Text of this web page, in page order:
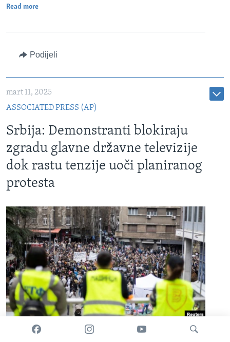
Read more
Podijeli
mart 11, 2025
ASSOCIATED PRESS (AP)
Srbija: Demonstranti blokiraju
zgradu glavne državne televizije
dok rastu tenzije uoči planiranog
protesta
Studenti i drugi antivladini demonstranti blokiraju